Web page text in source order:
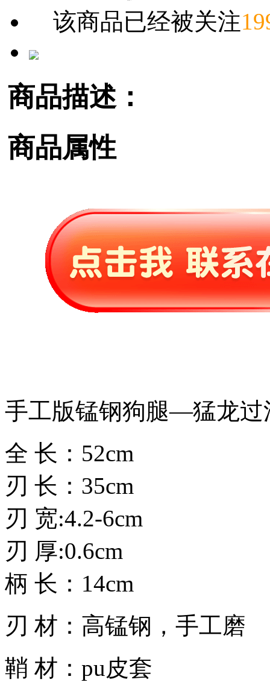
该商品已经被关注
商品描述：
商品属性
手工版锰钢狗腿—猛龙过
全 长：52cm
刃 长：35cm
刃 宽:4.2-6cm
刃 厚:0.6cm
柄 长：14cm
刃 材：高锰钢，手工磨
鞘 材：pu皮套